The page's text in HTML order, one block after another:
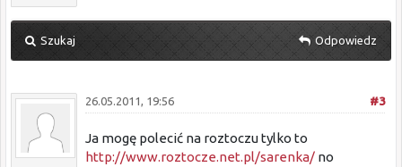
Szukaj Odpowiedz
#3
26.05.2011, 19:56
Ja mogę polecić na roztoczu tylko to
http://www.roztocze.net.pl/sarenka/no